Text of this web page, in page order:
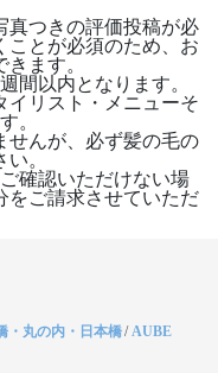
真つきの評価投稿が必
ことが必須のため、お
ます。
間以内となります。
イリスト・メニューそ
。
せんが、必ず髪の毛の
。
確認いただけない場
をご請求させていただ
・丸の内・日本橋/AUBE